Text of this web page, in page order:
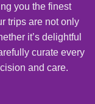
you the finest
trips are not only
it’s delightful
curate every
and care.